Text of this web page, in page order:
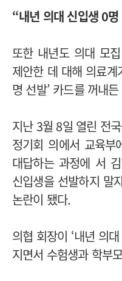
“내년 의대 신입생 0
또한 내년도 의대 모
제안한 데 대해 의료
명 선발’ 카드를 꺼내
지난 3월 8일 열린 전
정기회 의에서 교육
대답하는 과정에 서
신입생을 선발하지 말
논란이 됐다.
의협 회장이 ‘내년 의
지면서 수험생과 학부